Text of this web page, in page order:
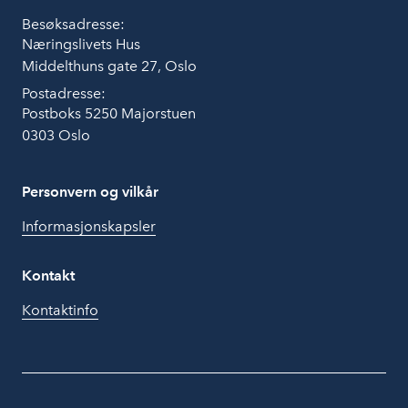
Besøksadresse:
Næringslivets Hus
Middelthuns gate 27, Oslo
Postadresse:
Postboks 5250 Majorstuen
0303 Oslo
Personvern og vilkår
Informasjonskapsler
Kontakt
Kontaktinfo